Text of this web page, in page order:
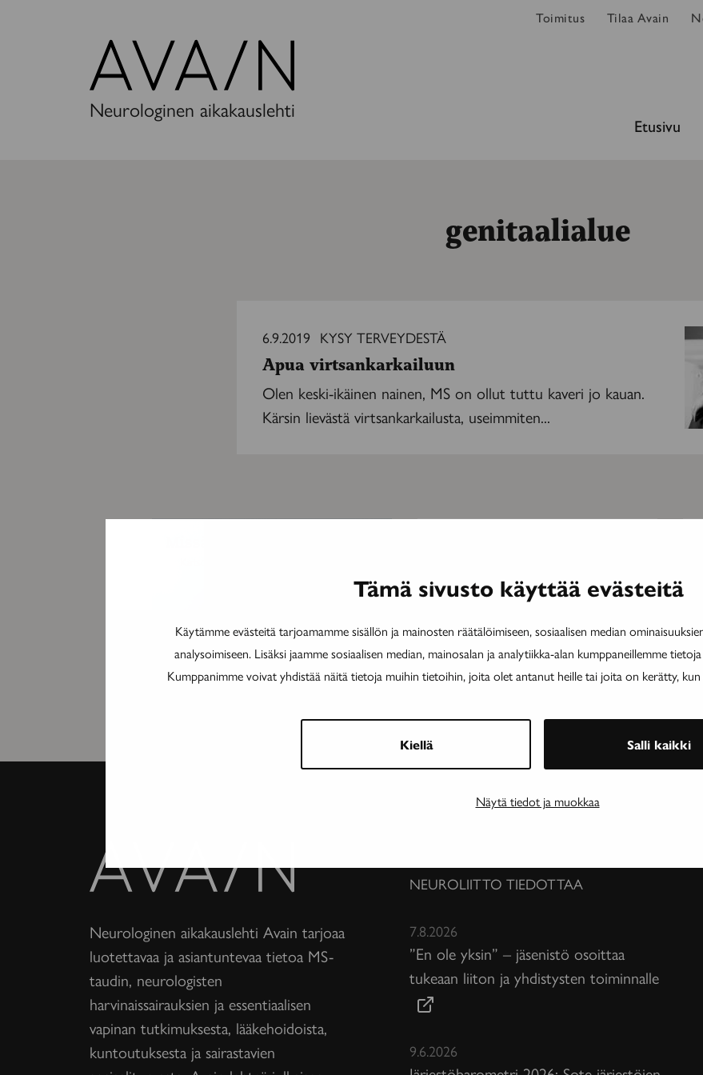
Tämä sivusto käyttää evästeitä
Käytämme evästeitä tarjoamamme sisällön ja mainosten räätälöimiseen, sosiaalisen median
analysoimiseen. Lisäksi jaamme sosiaalisen median, mainosalan ja analytiikka-alan kumppaneillemme
Kumppanimme voivat yhdistää näitä tietoja muihin tietoihin, joita olet antanut heille tai joita on kerätty,
Kiellä Salli kaikki
Näytä tiedot ja muokkaa
lehti
Neurologinen aikakauslehti
Toimitus Tilaa Avain
Etusivu
genitaalialue
virtsankarkailuun
6.9.2019 KYSY TERVEYDESTÄ
Apua virtsankarkailuun
Olen keski-ikäinen nainen, MS on ollut tuttu kaveri jo kauan.
Kärsin lievästä virtsankarkailusta, useimmiten...
lehti
Neurologinen aikakauslehti Avain tarjoaa
luotettavaa ja asiantuntevaa tietoa MS-
taudin, neurologisten
harvinaissairauksien ja essentiaalisen
vapinan tutkimuksesta, lääkehoidoista,
kuntoutuksesta ja sairastavien
NEUROLIITTO TIEDOTTAA
7.8.2026
”En ole yksin” – jäsenistö osoittaa
tukeaan liiton ja yhdistysten toiminnalle
9.6.2026